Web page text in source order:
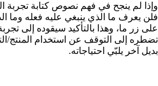
وإذا لم ينجح في فهم نصوص كتابة تجربة
فلن يعرف ما الذي ينبغي عليه فعله وما
على زر ما، وهذا بالتأكيد سيقوده إلى
تضطره إلى التوقف عن استخدام المنتج/
بديل آخر يلبّي احتياجاته.